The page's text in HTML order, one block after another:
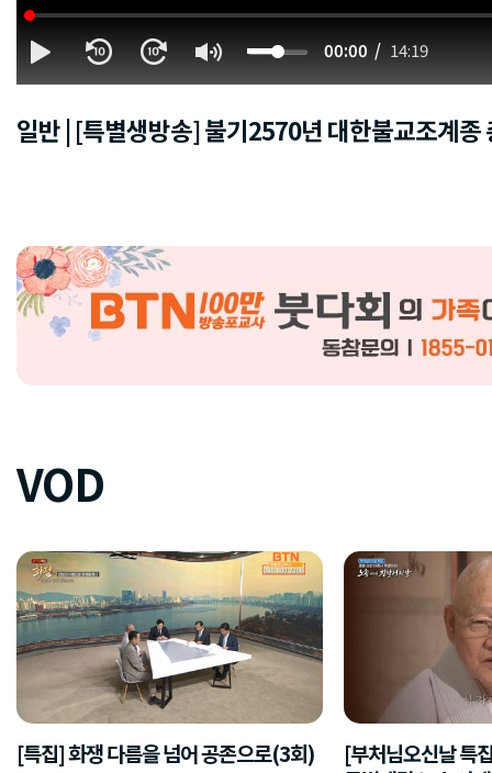
00:00 14:19
일반 | [특별생방송] 불기2570년 대한불교조계종